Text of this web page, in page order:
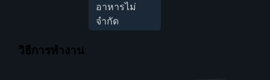
อาหารไม่
จำกัด
วิธีการทำงาน